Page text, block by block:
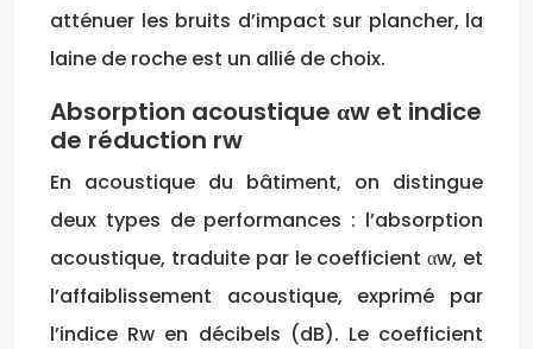
atténuer les bruits d’impact sur plancher, la
laine de roche est un allié de choix.
Absorption acoustique αw et indice
de réduction rw
En acoustique du bâtiment, on distingue
deux types de performances : l’absorption
acoustique, traduite par le coefficient αw, et
l’affaiblissement acoustique, exprimé par
l’indice Rw en décibels (dB). Le coefficient